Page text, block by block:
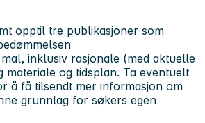
opptil tre publikasjoner som
inklusiv rasjonale (med aktuelle
og tidsplan. Ta eventuelt
å få tilsendt mer informasjon om
grunnlag for søkers egen